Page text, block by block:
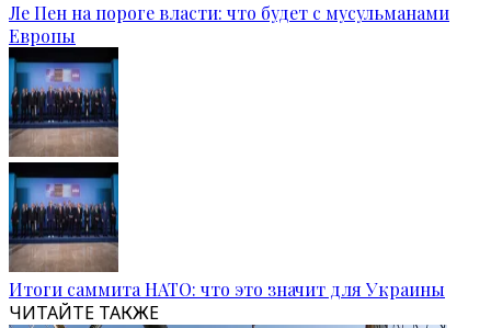
Ле Пен на пороге власти: что будет с мусульманами
Европы
Итоги саммита НАТО: что это значит для Украины
ЧИТАЙТЕ ТАКЖЕ